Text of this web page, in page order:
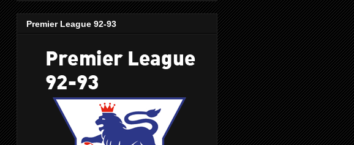
Premier League 92-93